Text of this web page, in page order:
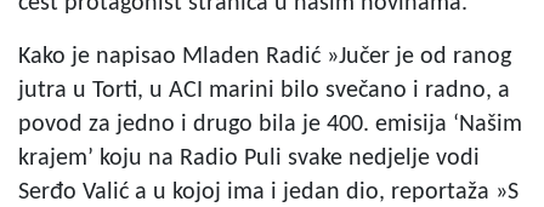
Kako je napisao Mladen Radić »Jučer je od ranog
jutra u Torti, u ACI marini bilo svečano i radno, a
povod za jedno i drugo bila je 400. emisija ‘Našim
krajem’ koju na Radio Puli svake nedjelje vodi
Serđo Valić a u kojoj ima i jedan dio, reportaža »S